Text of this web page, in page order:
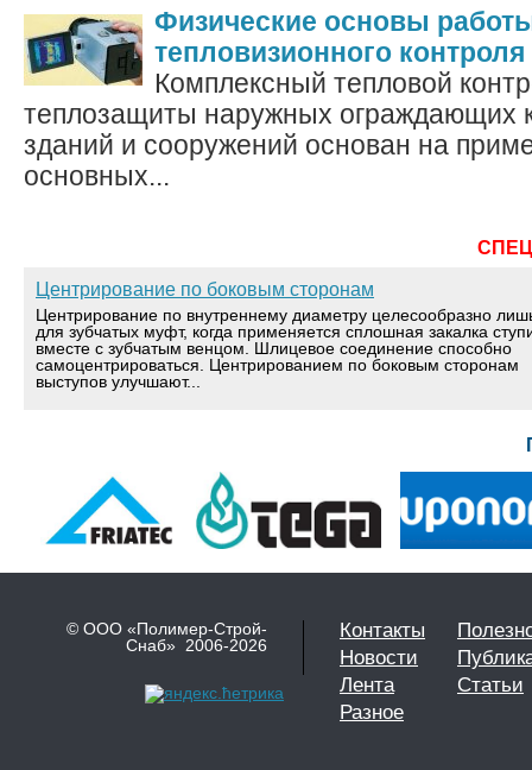
Физические основы
тепловизионного контроля
Комплексный тепловой
теплозащиты наружных ограждающих
зданий и сооружений основан на
основных...
Центрирование по боковым сторонам
Центрирование по внутреннему диаметру целесообразно
для зубчатых муфт, когда применяется сплошная закалка
вместе с зубчатым венцом. Шлицевое соединение способно
самоцентрироваться. Центрированием по боковым сторонам
выступов улучшают...
© ООО «Полимер-Строй-
Снаб» 2006-2026
Контакты
Новости
Лента
Статьи
Разное